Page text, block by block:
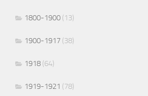
1800-1900 (13)
1900-1917 (38)
1918 (64)
1919-1921 (78)